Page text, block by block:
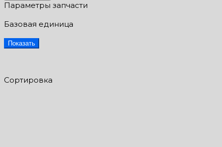
Параметры запчасти
Базовая единица
Показать
Сортировка